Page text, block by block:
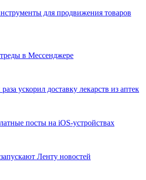
для продвижения товаров
в Мессенджере
ускорил доставку лекарств из аптек
посты на iOS-устройствах
Ленту новостей